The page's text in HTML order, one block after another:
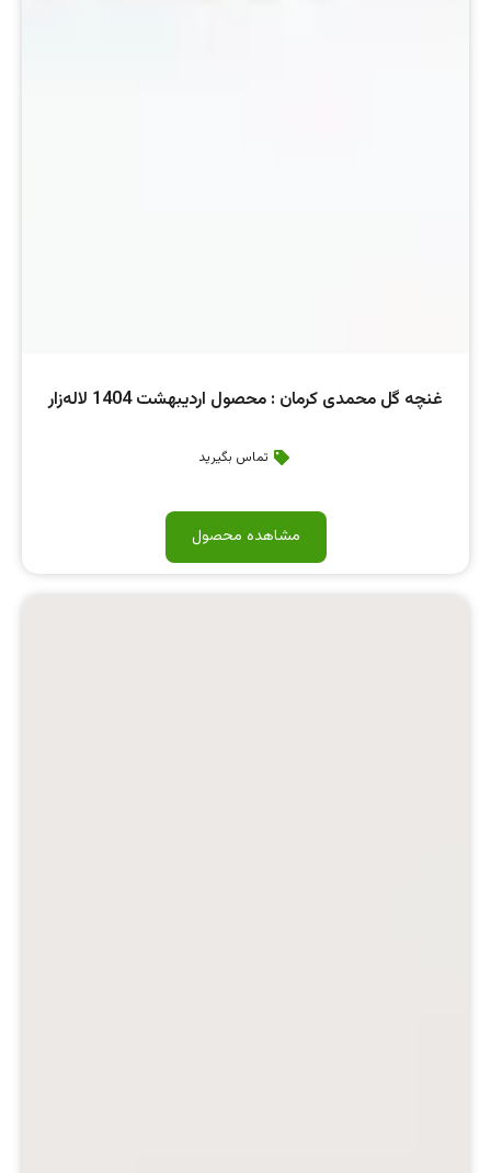
غنچه گل محمدی کرمان : محصول اردیبهشت 1404 لاله‌زار
تماس بگیرید
مشاهده محصول